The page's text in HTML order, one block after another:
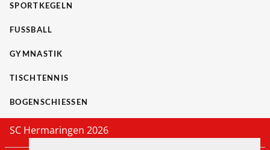
SPORTKEGELN
FUSSBALL
GYMNASTIK
TISCHTENNIS
BOGENSCHIESSEN
SC Hermaringen 2026